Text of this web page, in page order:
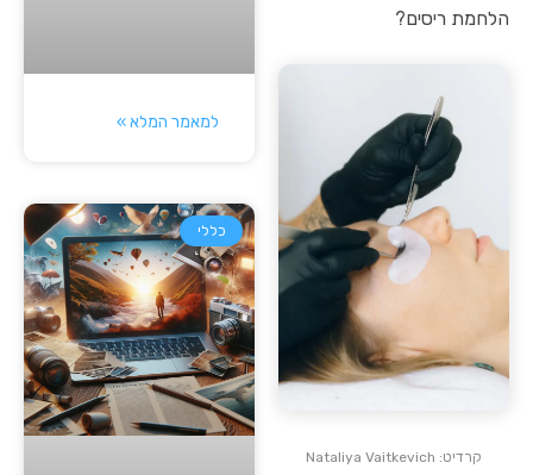
הלחמת ריסים?
קרדיט: Nataliya Vaitkevich
למאמר המלא »
כללי